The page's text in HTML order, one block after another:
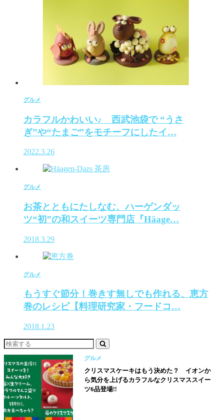
グルメ
カラフルかわいい♪ 西武池袋で “うさ
ぎ”や“たまご”をモチーフにしたイ…
2022.3.26
グルメ
お茶とともにたしなむ、ハーゲンダッ
ツ“初”の和スイーツ専門店『Häage…
2018.3.29
グルメ
もうすぐ節分！巻きす無しでも作れる、恵方
巻のレシピ【料理研究家・フードコ…
2018.1.23
グルメ
クリスマスケーキはもう決めた？ イオンか
ら気分を上げるカラフルなクリスマススイー
ツ6品登場!!